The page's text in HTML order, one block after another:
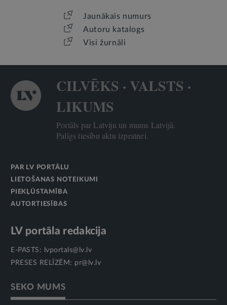
Jaunākais numurs
Autoru katalogs
Visi žurnāli
CILVĒKS · VALSTS ·
LIKUMS
Portāls par Latviju un mums Latvijā.
Palīgs tiesību aktu izpratnei.
PAR LV PORTĀLU
LIETOŠANAS NOTEIKUMI
PIEKĻŪSTAMĪBA
AUTORTIESĪBAS
LV portāla redakcija
E-PASTS:
lvportals@lv.lv
PRESES RELĪZĒM: pr@lv.lv
SEKO MUMS